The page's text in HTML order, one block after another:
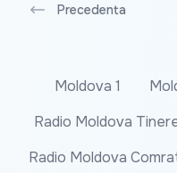
Precedenta
Moldova 1
Radio Moldova
Radio Moldova